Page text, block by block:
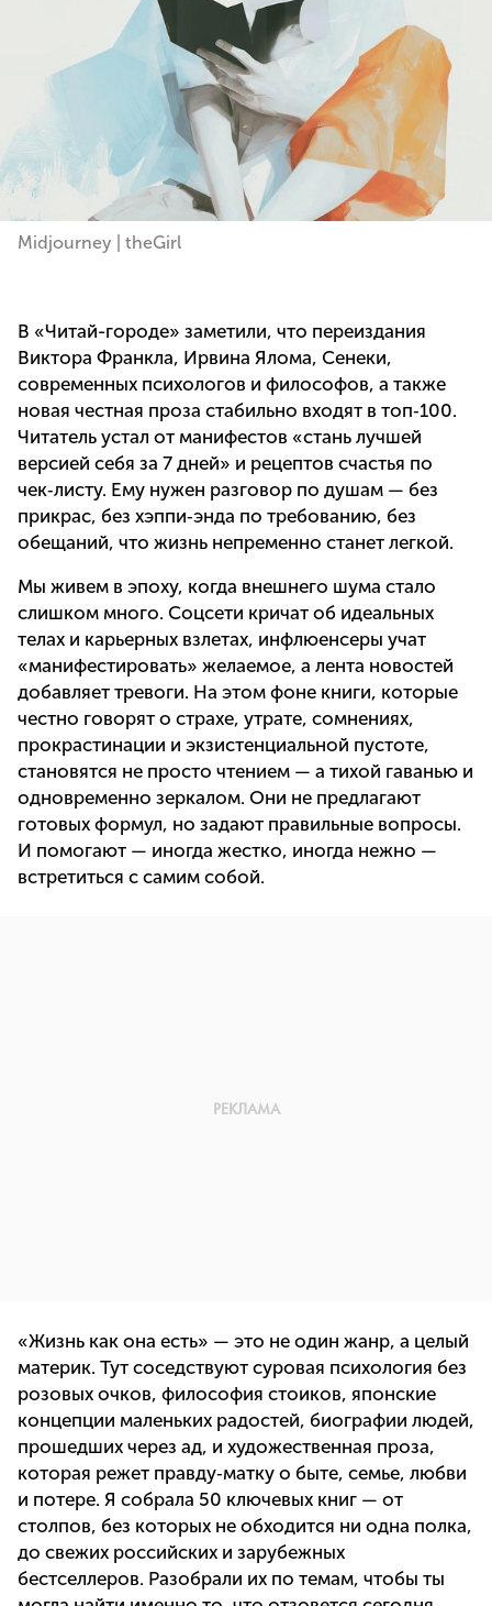
Midjourney | theGirl
В «Читай-городе» заметили, что переиздания
Виктора Франкла, Ирвина Ялома, Сенеки,
современных психологов и философов, а также
новая честная проза стабильно входят в топ‑100.
Читатель устал от манифестов «стань лучшей
версией себя за 7 дней» и рецептов счастья по
чек‑листу. Ему нужен разговор по душам — без
прикрас, без хэппи‑энда по требованию, без
обещаний, что жизнь непременно станет легкой.
Мы живем в эпоху, когда внешнего шума стало
слишком много. Соцсети кричат об идеальных
телах и карьерных взлетах, инфлюенсеры учат
«манифестировать» желаемое, а лента новостей
добавляет тревоги. На этом фоне книги, которые
честно говорят о страхе, утрате, сомнениях,
прокрастинации и экзистенциальной пустоте,
становятся не просто чтением — а тихой гаванью и
одновременно зеркалом. Они не предлагают
готовых формул, но задают правильные вопросы.
И помогают — иногда жестко, иногда нежно —
встретиться с самим собой.
«Жизнь как она есть» — это не один жанр, а целый
материк. Тут соседствуют суровая психология без
розовых очков, философия стоиков, японские
концепции маленьких радостей, биографии людей,
прошедших через ад, и художественная проза,
которая режет правду‑матку о быте, семье, любви
и потере. Я собрала 50 ключевых книг — от
столпов, без которых не обходится ни одна полка,
до свежих российских и зарубежных
бестселлеров. Разобрали их по темам, чтобы ты